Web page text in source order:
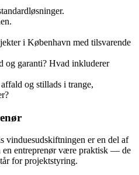
i København med tilsvarende
og garanti? Hvad inkluderer
og stillads i trange,
vinduesudskiftningen er en del af
en entreprenør være praktisk — de
for projektstyring.